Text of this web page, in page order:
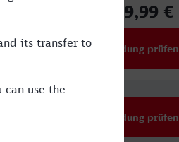
119,99 €
Verbindung prüfen
Verbindung prüfen